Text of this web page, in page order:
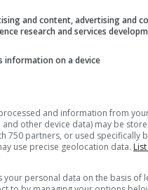
estacionales pueden ser
bastante precisas. Los
las situaciones de El
presentados aquí, son
calculados por: el Centro
Europeo de Predicción
Meteorológica a Medio
and content, advertising and
research and services
information on a device
and information from
other device data) may be
750 partners, or used specifically
use precise geolocation data.
your personal data on the basis of